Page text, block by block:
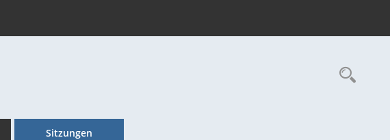
Sitzungen